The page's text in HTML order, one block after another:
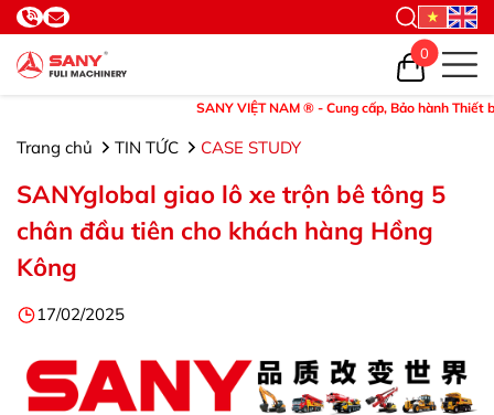
SANY VIỆT NAM ® - Cung cấp, Bảo hành Thiết bị và
0
Trang chủ TIN TỨC CASE STUDY
SANYglobal giao lô xe trộn bê tông 5
chân đầu tiên cho khách hàng Hồng
Kông
17/02/2025